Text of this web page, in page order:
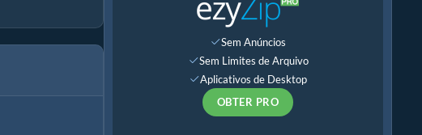
Sem Anúncios
Sem Limites de Arquivo
Aplicativos de Desktop
OBTER PRO